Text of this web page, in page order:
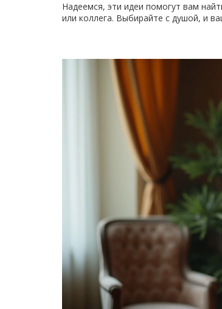
Надеемся, эти идеи помогут вам
или коллега. Выбирайте с душой, и